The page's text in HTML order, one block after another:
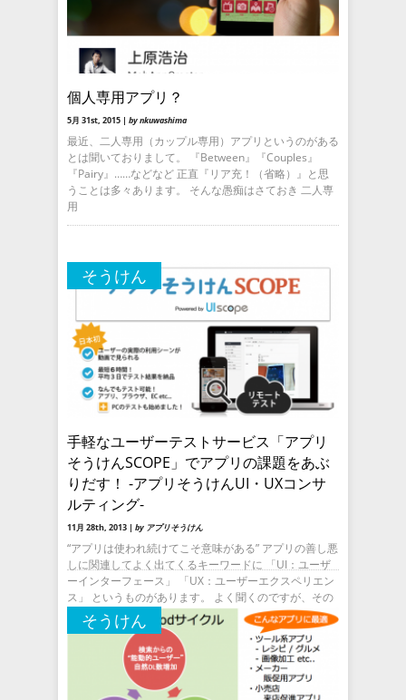
個人専用アプリ？
5月 31st, 2015 | by nkuwashima
最近、二人専用（カップル専用）アプリというのがある
とは聞いておりまして。 『Between』『Couples』
『Pairy』……などなど 正直『リア充！（省略）』と思
うことは多々あります。 そんな愚痴はさておき 二人専
用
そうけん
手軽なユーザーテストサービス「アプリ
そうけんSCOPE」でアプリの課題をあぶ
りだす！ -アプリそうけんUI・UXコンサ
ルティング-
11月 28th, 2013 | by アプリそうけん
“アプリは使われ続けてこそ意味がある” アプリの善し悪
しに関連してよく出てくるキーワードに 「UI：ユーザ
ーインターフェース」 「UX：ユーザーエクスペリエン
ス」 というものがあります。 よく聞くのですが、その
意味は何な
そうけん